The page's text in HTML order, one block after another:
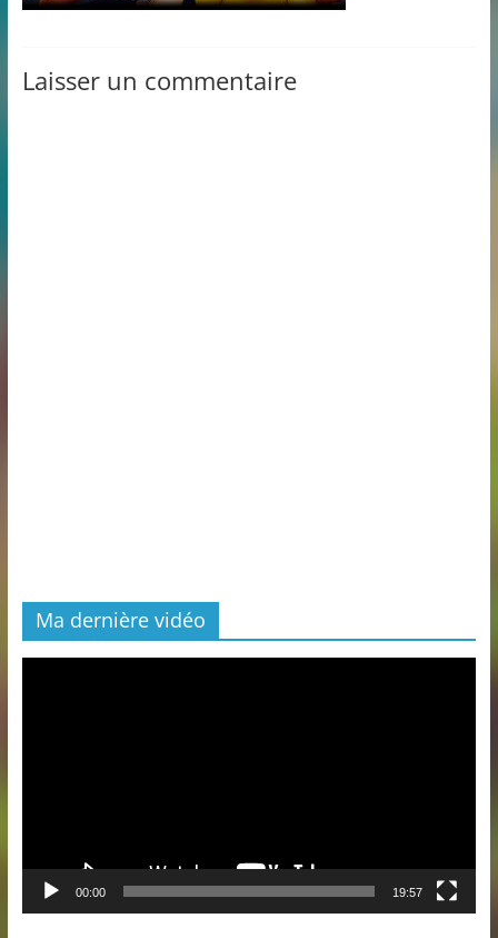
Laisser un commentaire
Ma dernière vidéo
00:00 19:57